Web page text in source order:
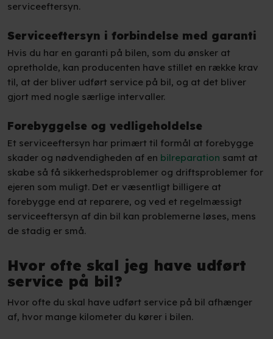
serviceeftersyn.
Serviceeftersyn i forbindelse med garanti
Hvis du har en garanti på bilen, som du ønsker at
opretholde, kan producenten have stillet en række krav
til, at der bliver udført service på bil, og at det bliver
gjort med nogle særlige intervaller.
Forebyggelse og vedligeholdelse
Et serviceeftersyn har primært til formål at forebygge
skader og nødvendigheden af en bilreparation samt at
skabe så få sikkerhedsproblemer og driftsproblemer for
ejeren som muligt. Det er væsentligt billigere at
forebygge end at reparere, og ved et regelmæssigt
serviceeftersyn af din bil kan problemerne løses, mens
de stadig er små.
Hvor ofte skal jeg have udført
service på bil?
Hvor ofte du skal have udført service på bil afhænger
af, hvor mange kilometer du kører i bilen.